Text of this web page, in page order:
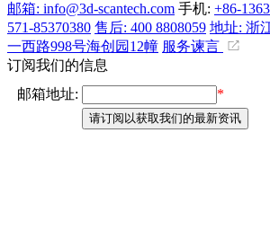
邮箱: info@3d-scantech.com 手机: +86-
571-85370380 售后: 400 8808059 地址: 浙
一西路998号海创园12幢 服务谏言
订阅我们的信息